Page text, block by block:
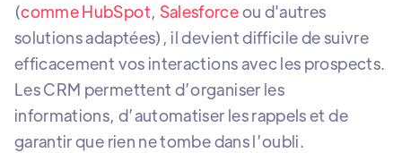
(comme HubSpot, Salesforceou d'autres
solutions adaptées), il devient difficile de suivre
efficacement vos interactions avec les prospects.
Les CRM permettent d’organiser les
informations, d’automatiser les rappels et de
garantir que rien ne tombe dans l’oubli.